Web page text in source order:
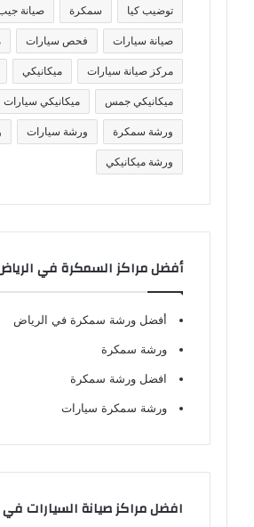
توضيب كيا سمكرة صيانة
صيانة سيارات فحص سيارات
مركز صيانة سيارات ميكانيكي
ميكانيكي جمس ميكانيكي سيارات
ورشة سمكرة ورشة سيارات
ورشة ميكانيكي
أفضل مراكز السمكرة في
أفضل ورشة سمكرة في الرياض
ورشة سمكرة
افضل ورشة سمكرة
ورشة سمكرة سيارات
افضل مراكز صيانة السيارات